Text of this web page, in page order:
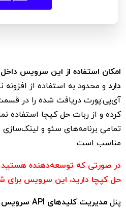
امکان استفاده از این سرویس
دارد
آی‌پی:پورت دریافت شده را در
کرده و از ربات حل کپچا استفاده
مناسب است.
در صورتی که توسعه‌دهنده هستید
حل کپچا دارید، این سرویس برای
پنل مدیریت کلیدهای API سرویس کپچا